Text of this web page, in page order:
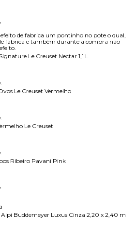
de fabrica um pontinho no pote o qual,
fábrica e também durante a compra não
Le Creuset Nectar 1,1 L
Le Creuset Vermelho
Le Creuset
Ribeiro Pavani Pink
Buddemeyer Luxus Cinza 2,20 x 2,40 m